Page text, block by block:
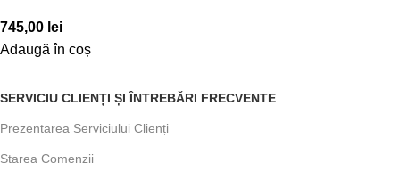
745,00 lei
Adaugă în coș
SERVICIU CLIENȚI ȘI ÎNTREBĂRI FRECVENTE
Prezentarea Serviciului Clienți
Starea Comenzii